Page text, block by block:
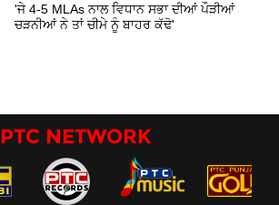
'ਜੇ 4-5 MLAs ਨਾਲ ਵਿਧਾਨ ਸਭਾ ਦੀਆਂ ਪੌੜੀਆਂ
ਚੜਨੀਆਂ ਨੇ ਤਾਂ ਚੀਮੇ ਨੂੰ ਬਾਹਰ ਕੱਢੋ'
PTC NETWORK